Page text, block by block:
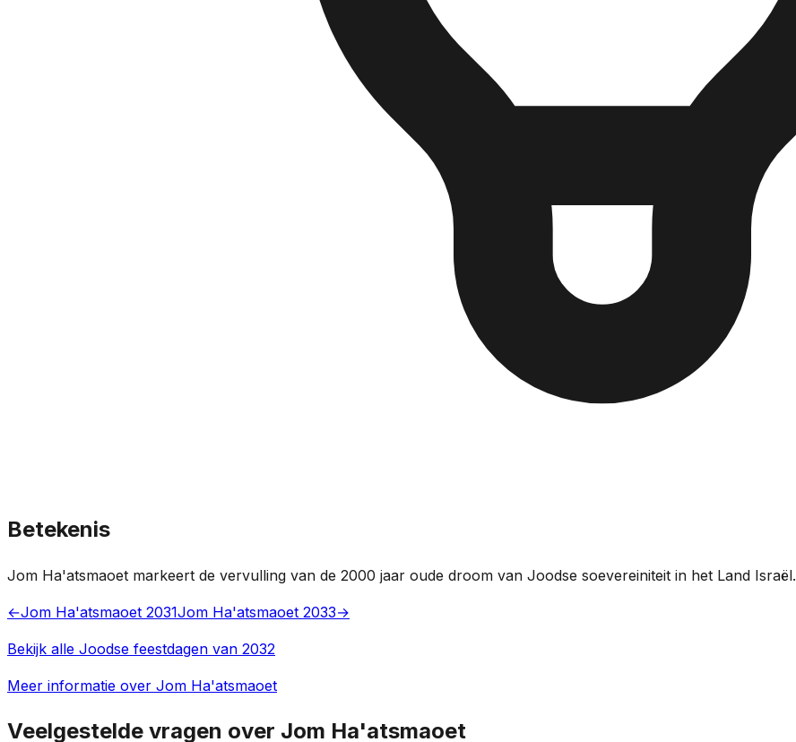
Betekenis
Jom Ha'atsmaoet markeert de vervulling van de 2000 jaar oude droom van Joodse soevereiniteit in het Land Israël.
←Jom Ha'atsmaoet 2031Jom Ha'atsmaoet 2033→
Bekijk alle Joodse feestdagen van 2032
Meer informatie over Jom Ha'atsmaoet
Veelgestelde vragen over Jom Ha'atsmaoet